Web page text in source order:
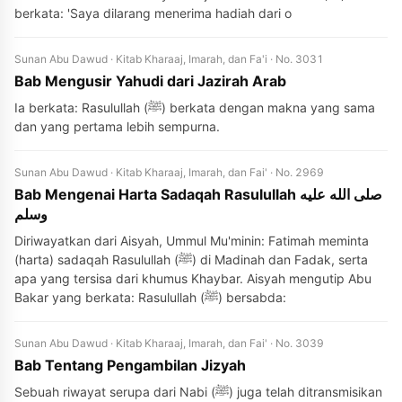
berkata: 'Saya dilarang menerima hadiah dari o
Sunan Abu Dawud · Kitab Kharaaj, Imarah, dan Fa'i · No. 3031
Bab Mengusir Yahudi dari Jazirah Arab
Ia berkata: Rasulullah (ﷺ) berkata dengan makna yang sama
dan yang pertama lebih sempurna.
Sunan Abu Dawud · Kitab Kharaaj, Imarah, dan Fai' · No. 2969
Bab Mengenai Harta Sadaqah Rasulullah صلى الله عليه
وسلم
Diriwayatkan dari Aisyah, Ummul Mu'minin: Fatimah meminta
(harta) sadaqah Rasulullah (ﷺ) di Madinah dan Fadak, serta
apa yang tersisa dari khumus Khaybar. Aisyah mengutip Abu
Bakar yang berkata: Rasulullah (ﷺ) bersabda:
Sunan Abu Dawud · Kitab Kharaaj, Imarah, dan Fai' · No. 3039
Bab Tentang Pengambilan Jizyah
Sebuah riwayat serupa dari Nabi (ﷺ) juga telah ditransmisikan